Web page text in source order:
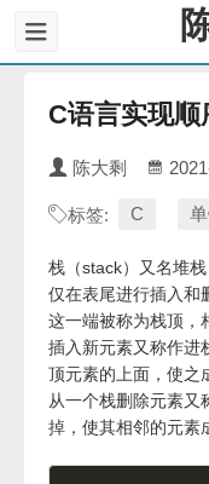
C语言实现
陈大剩
标签: C
栈（stack）又名堆
仅在表尾进行插入和
这一端被称为栈顶，
插入新元素又称作进
顶元素的上面，使之
从一个栈删除元素又
掉，使其相邻的元素